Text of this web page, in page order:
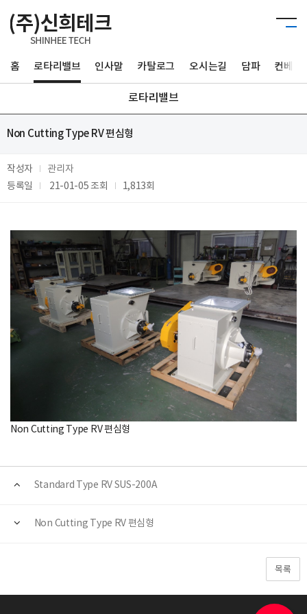
홈 로타리밸브 인사말 카탈로그 오시는길 담파 컨베이
로타리밸브
Non Cutting Type RV 편심형
작성자
관리자
등록일
21-01-05조회 1,813회
Non Cutting Type RV 편심형
Standard Type RV SUS-200A
Non Cutting Type RV 편심형
목록